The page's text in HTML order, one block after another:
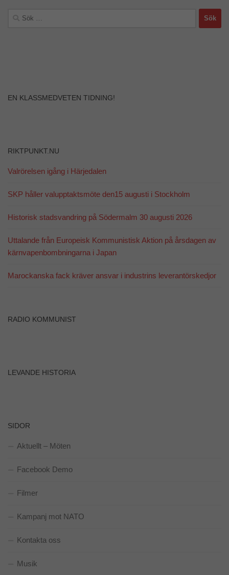
EN KLASSMEDVETEN TIDNING!
RIKTPUNKT.NU
Valrörelsen igång i Härjedalen
SKP håller valupptaktsmöte den15 augusti i Stockholm
Historisk stadsvandring på Södermalm 30 augusti 2026
Uttalande från Europeisk Kommunistisk Aktion på årsdagen av
kärnvapenbombningarna i Japan
Marockanska fack kräver ansvar i industrins leverantörskedjor
RADIO KOMMUNIST
LEVANDE HISTORIA
SIDOR
Aktuellt – Möten
Facebook Demo
Filmer
Kampanj mot NATO
Kontakta oss
Musik
Nödvändiga
behövs för att